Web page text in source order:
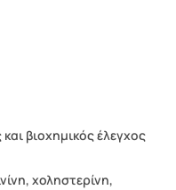
βιοχημικός έλεγχος
χοληστερίνη,